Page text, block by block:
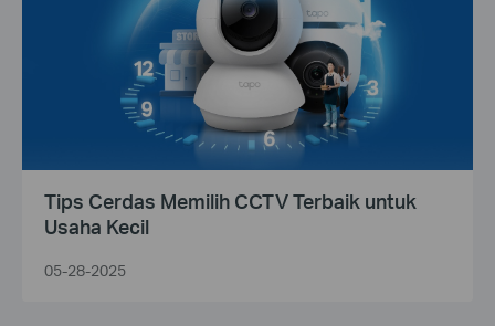
Tips Cerdas Memilih CCTV Terbaik untuk
Usaha Kecil
05-28-2025